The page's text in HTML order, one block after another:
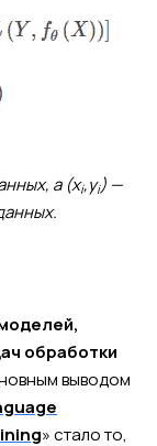
а (xi,yi) —
обработки
выводом
» стало то,